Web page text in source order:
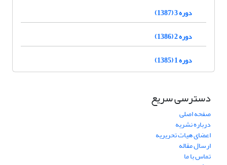
دوره 3 (1387)
دوره 2 (1386)
دوره 1 (1385)
دسترسی سریع
صفحه اصلی
درباره نشریه
اعضای هیات تحریریه
ارسال مقاله
تماس با ما